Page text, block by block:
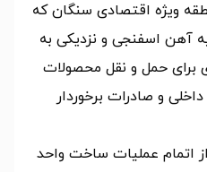
ویژه اقتصادی سنگان که
آهن اسفنجی و نزدیکی به
برای حمل و نقل محصولات
و صادرات برخوردار
عملیات ساخت واحد